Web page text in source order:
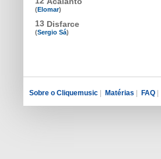
(Elomar)
13 Disfarce
(Sergio Sá)
Sobre o Cliquemusic Matérias FAQ